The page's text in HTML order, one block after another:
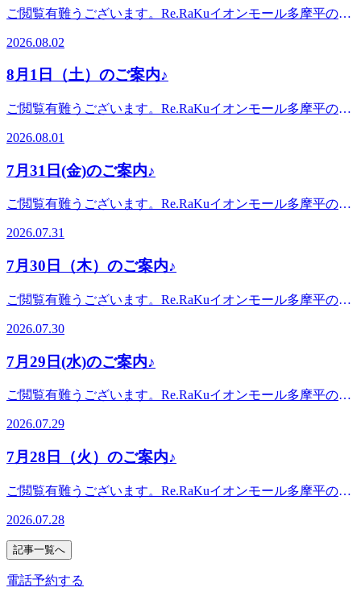
ケア♪〈営業時間〉終日:10時00分～21時(20時20分最終受付)
3FRe.Ra.Ku イオンモール多摩平の森店〈アクセス〉JR中央
線豊田駅から徒歩5分八王子駅・日野駅・立川駅からもアク
セス◎高幡不動・南平からは車でのご利用がオススメ♪飛鳥
ドライビングスクール・多摩平図書館から徒歩10分圏内。
〈電話番号〉042-843-1147 ※オンラインで△や×と表示され
ていてもご案内出来る場合があります。お気軽にお問い合わ
駅・日野駅・立川駅からもアクセス◎高幡不動・南平からは
平図書館から徒歩10分圏内。〈電話番号〉042-843-1147※オ
ります。お気軽にお問い合わせください^^
様ですね。いかがお過ごしでしょうか？夏の暑さで疲れやす
かったり、のぼせたりする方もいらっしゃると思います。そ
んな方にオススメなのが「爽快ヘッドスパ」です。マイナス
5℃の泡のパチパチのスプレーでスッキリ血行促進！アロマ
の香りでリラックス！この機会にぜひお試しください(^^♪良
い1日をお過ごしください♪・*.。・*.。・*.。・*.。・
ッチ』を取り入れたリラク系ボディケア♪〈営業時間〉終
2-4-1 イオンモール多摩平の森3FRe.Ra.Ku イオンモール多摩
駅・日野駅・立川駅からもアクセス◎高幡不動・南平からは
平図書館から徒歩10分圏内。〈電話番号〉042-843-1147 ※
オンラインで△や×と表示されていてもご案内出来る場合が
あります。お気軽にお問い合わせください^^
ご閲覧有難うございます。Re.RaKuイオンモール多摩平の森
*.。・*8月2日(日) 空き情報のお知らせです!以下の時間帯に
空きがございます。10:10-17:00がご案内可能となっておりま
す。。・*.。・*.。・*.。・*.。・*.。・。。・*.。・*.。・*
すね。いかがお過ごしでしょうか？この時期になると、道々
に「なす」や「きゅうり」に割りばしを刺した動物の置物を
ひ整えにいらしてください。本日も空きがございます。ぜひ
お越しください(^^♪・*.。・*.。・*.。・*.。・*.。・。
。。・*.。・*.。・*『肩甲骨ケア&amp;骨盤ストレッチ』を
～21時(20時20分最終受付)〈住所〉日野市多摩平2-4-1 イオン
〈アクセス〉JR中央線豊田駅から徒歩5分八王子駅・日野
利用がオススメ♪飛鳥ドライビングスクール・多摩平図書館
ンで△や×と表示されていてもご案内出来る場合がありま
す。お気軽にお問い合わせください^^
2026.08.02
8月1日（土）のご案内♪
ご閲覧有難うございます。Re.RaKuイオンモール多摩平の森
*.。・*8月1日(土) 空き情報のお知らせです!以下の時間帯に
空きがございます。12:00--21:00がご案内可能となっており
ます。。・*.。・*.。・*.。・*.。・*.。・。。・*.。・
まりましたね。いかがお過ごしでしょうか？リラクの夏の風
物詩「爽快ヘッドスパ」の季節です！まだお試しではない方
泡でアロマの香りで「ひんやりリラックス」頭だけでなくフ
ットケアやハンドケアにもお付けできます。本日もまだ空き
がございます。ぜひお越しください(^^♪良い1日をお過ごし
*.。・*『肩甲骨ケア&amp;骨盤ストレッチ』を取り入れたリ
20分最終受付)〈住所〉日野市多摩平2-4-1 イオンモール多摩
JR中央線豊田駅から徒歩5分八王子駅・日野駅・立川駅から
♪飛鳥ドライビングスクール・多摩平図書館から徒歩10分圏
内。〈電話番号〉042-843-1147 ※オンラインで△や×と表示
されていてもご案内出来る場合があります。お気軽にお問い
合わせください^^
2026.08.01
7月31日(金)のご案内♪
ご閲覧有難うございます。Re.RaKuイオンモール多摩平の森
*.。・*7月31日(金) 空き情報のお知らせです!以下の時間帯に
空きがございます。11:50-21:00がご案内可能となっておりま
す。。・*.。・*.。・*.。・*.。・*.。・。。・*.。・*.。・
*『肩甲骨ケア&amp;骨盤ストレッチ』を取り入れたリラク
系ボディケア♪〈営業時間〉終日:10時00分～21時(20時20分
森3FRe.Ra.Ku イオンモール多摩平の森店〈アクセス〉JR中
央線豊田駅から徒歩5分八王子駅・日野駅・立川駅からもア
クセス◎高幡不動・南平からは車でのご利用がオススメ♪飛
〈電話番号〉042-843-1147※オンラインで△や×と表示され
せください^^
2026.07.31
7月30日（木）のご案内♪
ご閲覧有難うございます。Re.RaKuイオンモール多摩平の森
*.。・*7月30日(木) 空き情報のお知らせです!以下の時間帯に
空きがございます。11:00--21:00がご案内可能となっており
ます。。・*.。・*.。・*.。・*.。・*.。・。。・*.。・
い日が続きますね。いかがお過ごしでしょうか？7月も約1ヵ
月位…そろそろお疲れを感じるころではないでしょうか？こ
り自律神経も乱れがちです。この機会にボディケアを受けて
「巡り」を良くしていきたいですね！本日まだ空きがござい
ます(^_-)-☆ぜひお越しください(^^♪良い1日をお過ごしくだ
*『肩甲骨ケア&amp;骨盤ストレッチ』を取り入れたリラク
最終受付)〈住所〉日野市多摩平2-4-1 イオンモール多摩平の
央線豊田駅から徒歩5分八王子駅・日野駅・立川駅からもア
2026.07.30
7月29日(水)のご案内♪
ご閲覧有難うございます。Re.RaKuイオンモール多摩平の森
*.。・*7月29日(水) 空き情報のお知らせです!以下の時間帯に
空きがございます。10:10-12:4014:00-17:0018:00-20:00 がご案
内可能となっております。。・*.。・*.。・*.。・*.。・
*.。・。 。。・*.。・*.。・*『肩甲骨ケア&amp;骨盤ストレ
ッチ』を取り入れたリラク系ボディケア♪〈営業時間〉終
日:10時00分～21時(20時20分最終受付)〈住所〉日野市多摩平
2-4-1 イオンモール多摩平の森3FRe.Ra.Ku イオンモール多摩
平の森店〈アクセス〉JR中央線豊田駅から徒歩5分八王子
駅・日野駅・立川駅からもアクセス◎高幡不動・南平からは
2026.07.29
7月28日（火）のご案内♪
ご閲覧有難うございます。Re.RaKuイオンモール多摩平の森
*.。・*7月28日(火) 空き情報のお知らせです!以下の時間帯に
空きがございます。12:00--21:00がご案内可能となっており
ます。。・*.。・*.。・*.。・*.。・*.。・。。・*.。・
*.。・*こんにちは。本日ブログ担当のオオタです。昨日は
2026.07.28
記事一覧へ
電話予約する